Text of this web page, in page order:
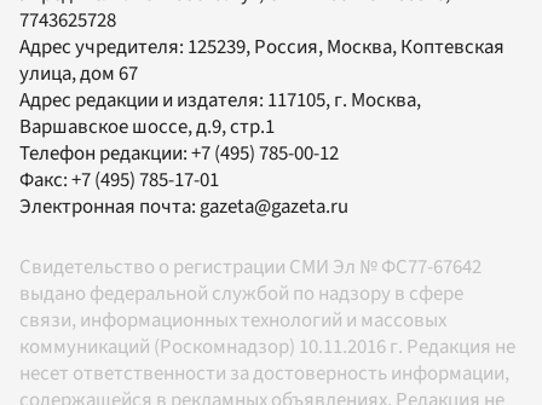
7743625728
Адрес учредителя: 125239, Россия, Москва, Коптевская
улица, дом 67
Адрес редакции и издателя: 117105, г. Москва,
Варшавское шоссе, д.9, стр.1
Телефон редакции:+7 (495) 785-00-12
Факс:+7 (495) 785-17-01
Электронная почта: gazeta@gazeta.ru
Свидетельство о регистрации СМИ Эл № ФС77-67642
выдано федеральной службой по надзору в сфере
связи, информационных технологий и массовых
коммуникаций (Роскомнадзор) 10.11.2016 г. Редакция не
несет ответственности за достоверность информации,